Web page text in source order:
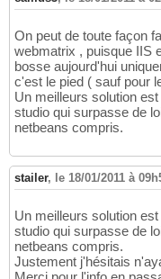
On peut de toute façon
webmatrix , puisque IIS
bosse aujourd'hui
c'est le pied ( sauf pour
Un meilleurs solution
studio qui surpasse de
netbeans compris.
stailer, le 18/01/2011 à
Un meilleurs solution
studio qui surpasse de
netbeans compris.
Justement j'hésitais